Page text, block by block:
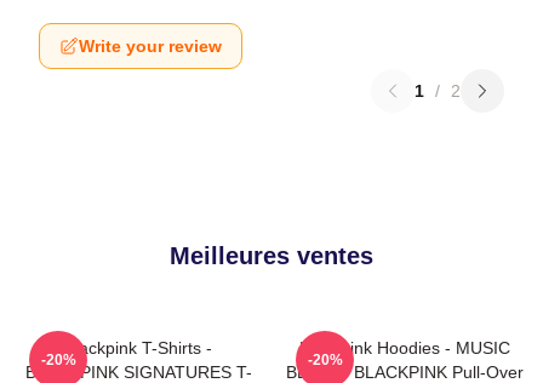
Write your review
1 / 2
Meilleures ventes
Blackpink T-Shirts -
BLACKPINK SIGNATURES T-
-20%
Blackpink Hoodies - MUSIC
BLINK :: BLACKPINK Pull-Over
-20%